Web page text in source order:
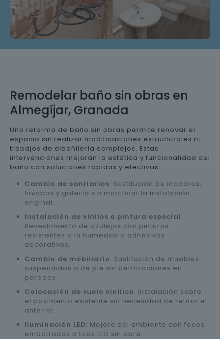
Remodelar baño sin obras en
Almegíjar, Granada
Una reforma de baño sin obras permite renovar el
espacio sin realizar modificaciones estructurales ni
trabajos de albañilería complejos. Estas
intervenciones mejoran la estética y funcionalidad del
baño con soluciones rápidas y efectivas.
Cambio de sanitarios: Sustitución de inodoros,
lavabos y grifería sin modificar la instalación
original.
Instalación de vinilos o pintura especial:
Revestimiento de azulejos con pinturas
resistentes a la humedad o adhesivos
decorativos.
Cambio de mobiliario: Sustitución de muebles
suspendidos o de pie sin perforaciones en
paredes.
Colocación de suelo vinílico: Instalación sobre
el pavimento existente sin necesidad de retirar el
anterior.
Iluminación LED: Mejora del ambiente con focos
empotrados o tiras LED sin obra.